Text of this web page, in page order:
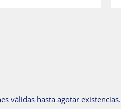
válidas hasta agotar existencias.